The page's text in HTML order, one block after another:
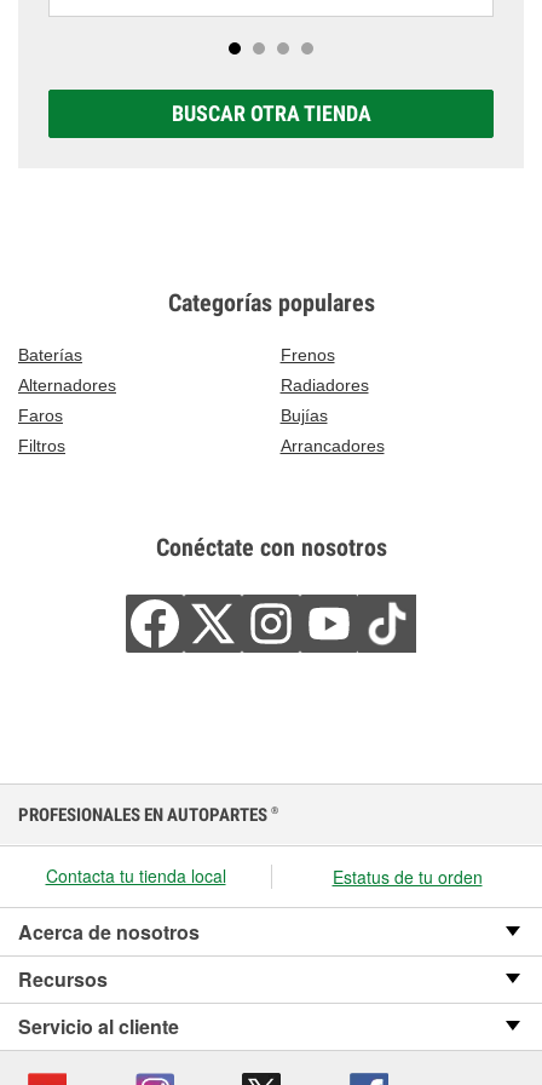
BUSCAR OTRA TIENDA
Categorías populares
Baterías
Frenos
Alternadores
Radiadores
Faros
Bujías
Filtros
Arrancadores
Conéctate con nosotros
PROFESIONALES EN AUTOPARTES ®
Contacta tu tienda local Estatus de tu orden
Acerca de nosotros
Recursos
Servicio al cliente